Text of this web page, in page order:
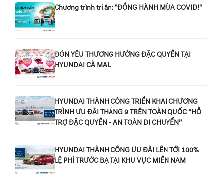
Chương trình tri ân: "ĐỒNG HÀNH MÙA COVID!"
ĐÓN YÊU THƯƠNG HƯỞNG ĐẶC QUYỀN TẠI
HYUNDAI CÀ MAU
HYUNDAI THÀNH CÔNG TRIỂN KHAI CHƯƠNG
TRÌNH ƯU ĐÃI THÁNG 9 TRÊN TOÀN QUỐC “HỖ
TRỢ ĐẶC QUYỀN - AN TOÀN DI CHUYỂN”
HYUNDAI THÀNH CÔNG ƯU ĐÃI LÊN TỚI 100%
LỆ PHÍ TRƯỚC BẠ TẠI KHU VỰC MIỀN NAM